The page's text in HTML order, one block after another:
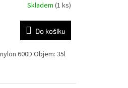
Skladem (1 ks)
Do košíku
600D Objem: 35l